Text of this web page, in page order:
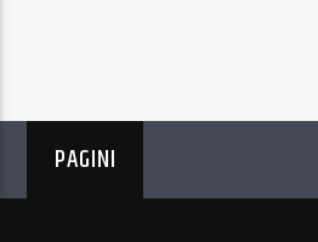
PAGINI